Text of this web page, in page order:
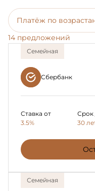
Платёж по
14 предложений
Семейная
Сбербанк
Ставка от
3.5%
Срок
30
Семейная